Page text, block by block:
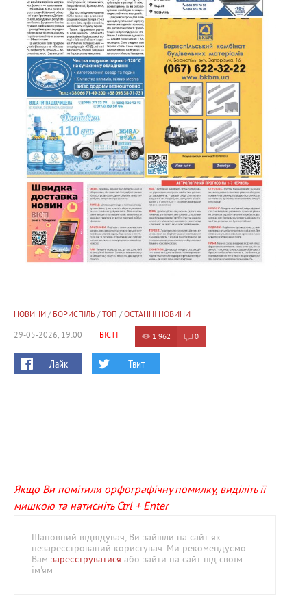
НОВИНИ/ БОРИСПІЛЬ/ ТОП / ОСТАННІ НОВИНИ
29-05-2026, 19:00
ВІСТІ 1 962 0
Лайк Твит
Якщо Ви помітили орфографічну помилку, виділіть її
мишкою та натисніть Ctrl + Enter
Шановний відвідувач, Ви зайшли на сайт як
незареєстрований користувач. Ми рекомендуємо
Вам зареєструватися або зайти на сайт під своїм
ім'ям.